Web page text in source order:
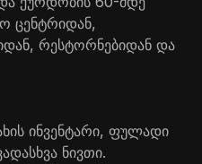
ცენტრიდან,
რესტორნებიდან და
ინვენტარი, ფულადი
ნივთი.